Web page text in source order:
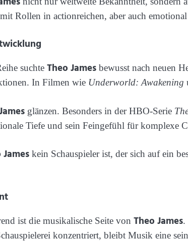
Rollen in actionreichen, aber auch
suchte Theo James bewusst nach neuen
In Filmen wie Underworld: Awakening
glänzen. Besonders in der HBO-Serie
Tiefe und sein Feingefühl für komplexe
kein Schauspieler ist, der sich auf ein
ist die musikalische Seite von Theo James.
konzentriert, bleibt Musik eine